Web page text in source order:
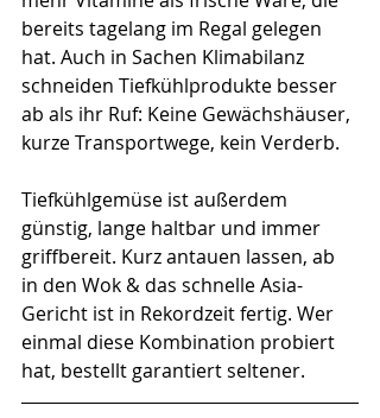
bereits tagelang im Regal gelegen
hat. Auch in Sachen Klimabilanz
schneiden Tiefkühlprodukte besser
ab als ihr Ruf: Keine Gewächshäuser,
kurze Transportwege, kein Verderb.
Tiefkühlgemüse ist außerdem
günstig, lange haltbar und immer
griffbereit. Kurz antauen lassen, ab
in den Wok & das schnelle Asia-
Gericht ist in Rekordzeit fertig. Wer
einmal diese Kombination probiert
hat, bestellt garantiert seltener.